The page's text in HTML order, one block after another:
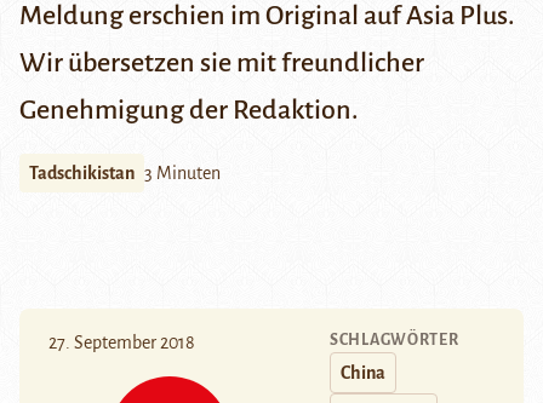
Meldung erschien im Original aufAsia Plus.
Wir übersetzen sie mit freundlicher
Genehmigung der Redaktion.
Tadschikistan 3 Minuten
27. September 2018 SCHLAGWÖRTER
China